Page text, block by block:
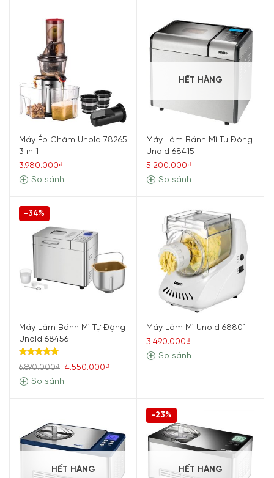
Máy Ép Chậm Unold 78265
3 in 1
3.980.000₫
So sánh
HẾT HÀNG
Máy Làm Bánh Mì Tự Động
Unold 68415
5.200.000₫
So sánh
-34%
Máy Làm Bánh Mì Tự Động
Unold 68456
Được xếp
hạng5.00
5 sao
6.890.000₫
4.550.000₫
So sánh
Máy Làm Mì Unold 68801
3.490.000₫
So sánh
HẾT HÀNG
-23%
HẾT HÀNG